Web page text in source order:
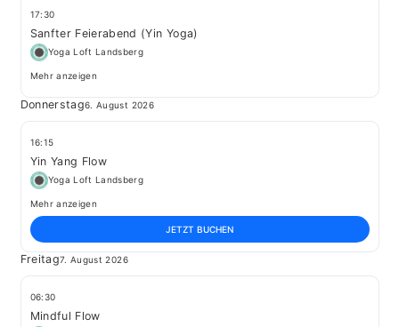
17:30
Sanfter Feierabend (Yin Yoga)
Yoga Loft Landsberg
Mehr anzeigen
Donnerstag6. August 2026
16:15
Yin Yang Flow
Yoga Loft Landsberg
Mehr anzeigen
JETZT BUCHEN
Freitag7. August 2026
06:30
Mindful Flow